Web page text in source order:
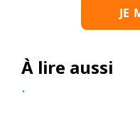
À lire aussi